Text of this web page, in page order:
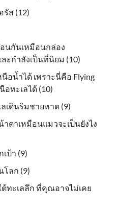
รัส (12)
อนกันเหมือนกล่อง
ะกำลังเป็นที่นิยม (10)
อน้ำได้ เพราะนี่คือ Flying
ทะเลได้ (10)
เดินริมชายหาด (9)
ตาเหมือนแมวจะเป็นยังไง
ป้า (9)
โลก (9)
ทะเลลึก ที่คุณอาจไม่เคย